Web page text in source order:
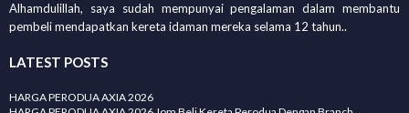
Alhamdulillah, saya sudah mempunyai pengalaman dalam membantu
pembeli mendapatkan kereta idaman mereka selama 12 tahun..
LATEST POSTS
HARGA PERODUA AXIA 2026